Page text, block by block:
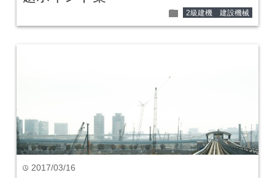
folder 2級建機 建設機械
time 2017/03/16